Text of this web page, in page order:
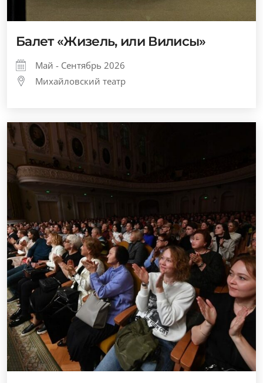
Балет «Жизель, или Вилисы»
Май - Сентябрь 2026
Михайловский театр